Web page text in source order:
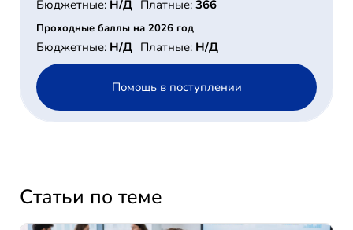
Бюджетные: Н/Д Платные: 366
Проходные баллы на 2026 год
Бюджетные: Н/Д Платные: Н/Д
Помощь в поступлении
Статьи по теме